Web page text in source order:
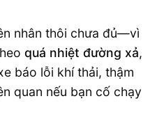
nhân thôi chưa đủ—vì
quá nhiệt đường xả,
báo lỗi khí thải, thậm
quan nếu bạn cố chạy